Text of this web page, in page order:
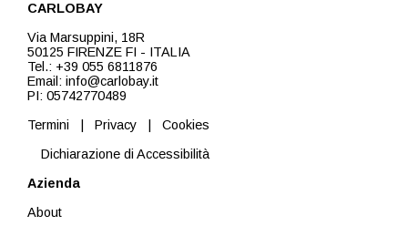
CARLOBAY
Via Marsuppini, 18R
50125 FIRENZE FI - ITALIA
Tel.: +39 055 6811876
Email: info@carlobay.it
PI: 05742770489
Termini
Privacy
Cookies
Dichiarazione di Accessibilità
Azienda
About